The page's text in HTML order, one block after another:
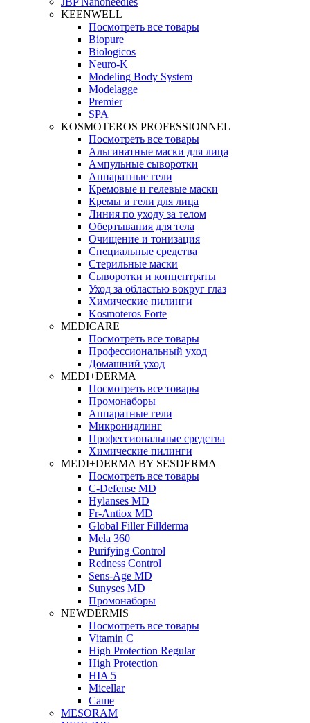
KEENWELL
Посмотреть все товары
Biopure
Biologicos
Neuro‑K
Modeling Body System
Modelagge
Premier
SPA
KOSMOTEROS PROFESSIONNEL
Посмотреть все товары
Альгинатные маски для лица
Ампульные сыворотки
Аппаратные гели
Кремовые и гелевые маски
Кремы и гели для лица
Линия по уходу за телом
Обертывания для тела
Очищение и тонизация
Специальные средства
Стерильные маски
Сыворотки и концентраты
Уход за областью вокруг глаз
Химические пилинги
Kosmoteros Forte
MEDICARE
Посмотреть все товары
Профессиональный уход
Домашний уход
MEDI+DERMA
Посмотреть все товары
Промонаборы
Аппаратные гели
Микронидлинг
Профессиональные средства
Химические пилинги
MEDI+DERMA BY SESDERMA
Посмотреть все товары
C-Defense MD
Hylanses MD
Fr‑Antiox MD
Global Filler Fillderma
Mela 360
Purifying Control
Redness Control
Sens-Age MD
Sunyses MD
Промонаборы
NEWDERMIS
Посмотреть все товары
Vitamin C
High Protection Regular
High Protection
HIA 5
Micellar
Саше
MESORAM